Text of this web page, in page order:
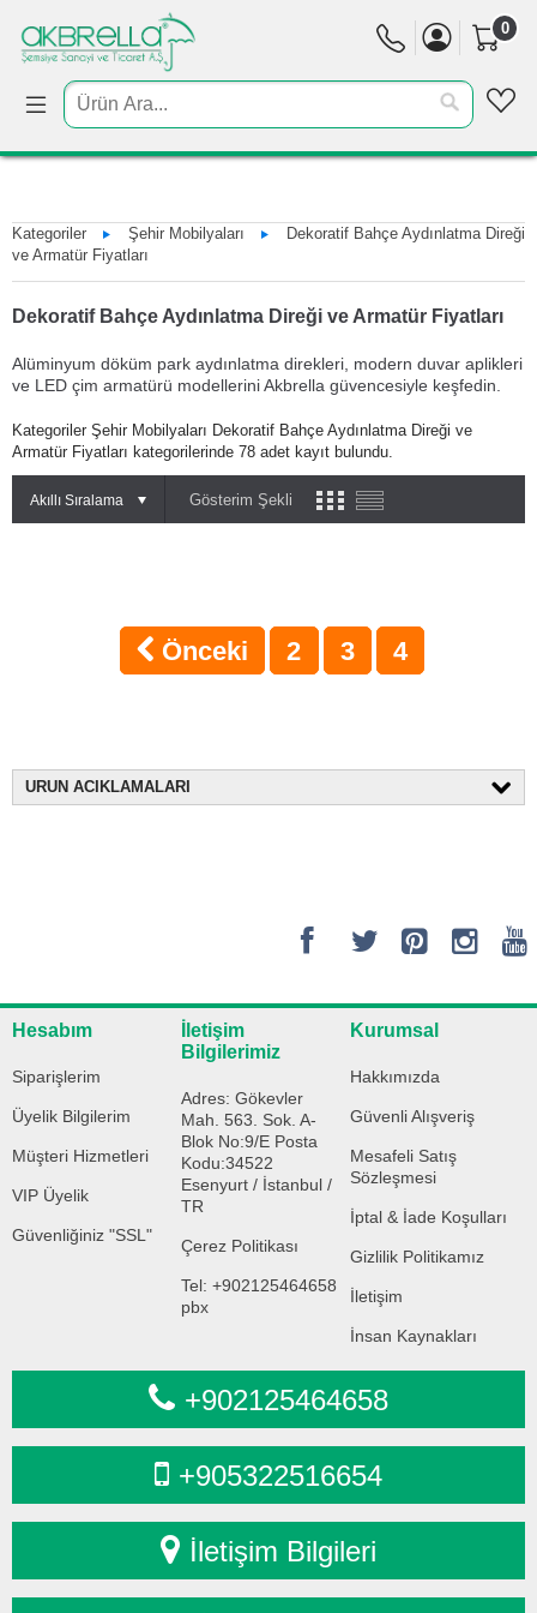
0
Kategoriler Şehir Mobilyaları
Dekoratif Bahçe Aydınlatma Direği
ve Armatür Fiyatları
Dekoratif Bahçe Aydınlatma Direği ve Armatür Fiyatları
Alüminyum döküm park aydınlatma direkleri, modern duvar aplikleri
ve LED çim armatürü modellerini Akbrella güvencesiyle keşfedin.
Kategoriler Şehir Mobilyaları Dekoratif Bahçe Aydınlatma Direği ve
Armatür Fiyatları kategorilerinde 78 adet kayıt bulundu.
Akıllı Sıralama Gösterim Şekli
Önceki 2 3 4
URUN ACIKLAMALARI
Hesabım
Siparişlerim
Üyelik Bilgilerim
Müşteri Hizmetleri
VIP Üyelik
Güvenliğiniz "SSL"
İletişim
Bilgilerimiz
Adres: Gökevler
Mah. 563. Sok. A-
Blok No:9/E Posta
Kodu:34522
Esenyurt / İstanbul /
TR
Çerez Politikası
Tel: +902125464658
pbx
Kurumsal
Hakkımızda
Güvenli Alışveriş
Mesafeli Satış
Sözleşmesi
İptal & İade Koşulları
Gizlilik Politikamız
İletişim
İnsan Kaynakları
+902125464658
+905322516654
İletişim Bilgileri